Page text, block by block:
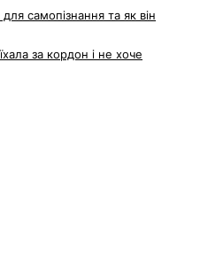
самопізнання та як він
за кордон і не хоче